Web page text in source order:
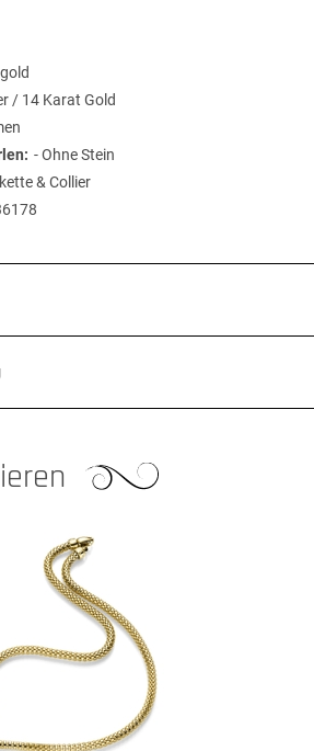
/ 14 Karat Gold
- Ohne Stein
& Collier